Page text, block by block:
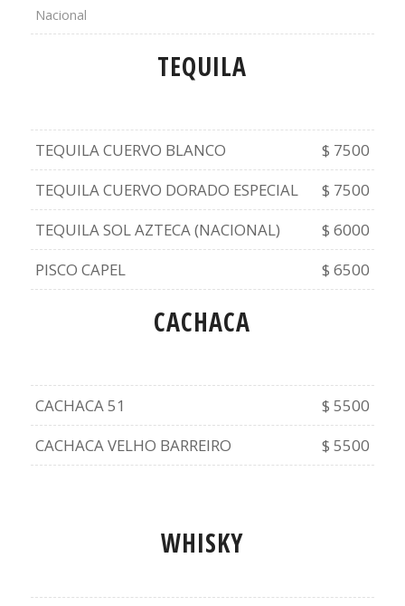
Nacional
TEQUILA
TEQUILA CUERVO BLANCO
$ 7500
TEQUILA CUERVO DORADO ESPECIAL
$ 7500
TEQUILA SOL AZTECA (NACIONAL)
$ 6000
PISCO CAPEL
$ 6500
CACHACA
CACHACA 51
$ 5500
CACHACA VELHO BARREIRO
$ 5500
WHISKY